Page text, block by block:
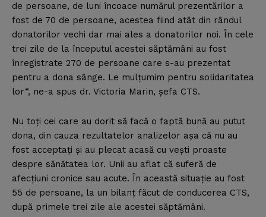
de persoane, de luni încoace numărul prezentărilor a
fost de 70 de persoane, acestea fiind atât din rândul
donatorilor vechi dar mai ales a donatorilor noi. În cele
trei zile de la începutul acestei săptămâni au fost
înregistrate 270 de persoane care s-au prezentat
pentru a dona sânge. Le mulţumim pentru solidaritatea
lor“, ne-a spus dr. Victoria Marin, şefa CTS.
Nu toţi cei care au dorit să facă o faptă bună au putut
dona, din cauza rezultatelor analizelor aşa că nu au
fost acceptaţi şi au plecat acasă cu veşti proaste
despre sănătatea lor. Unii au aflat că suferă de
afecţiuni cronice sau acute. În această situaţie au fost
55 de persoane, la un bilanţ făcut de conducerea CTS,
după primele trei zile ale acestei săptămâni.